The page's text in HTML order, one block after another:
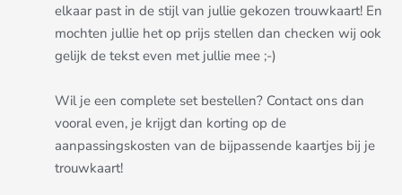
elkaar past in de stijl van jullie gekozen trouwkaart! En
mochten jullie het op prijs stellen dan checken wij ook
gelijk de tekst even met jullie mee ;-)
Wil je een complete set bestellen? Contact ons dan
vooral even, je krijgt dan korting op de
aanpassingskosten van de bijpassende kaartjes bij je
trouwkaart!